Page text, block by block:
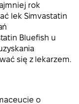
rok
lek Simvastatin
Bluefish u
się z lekarzem.
o